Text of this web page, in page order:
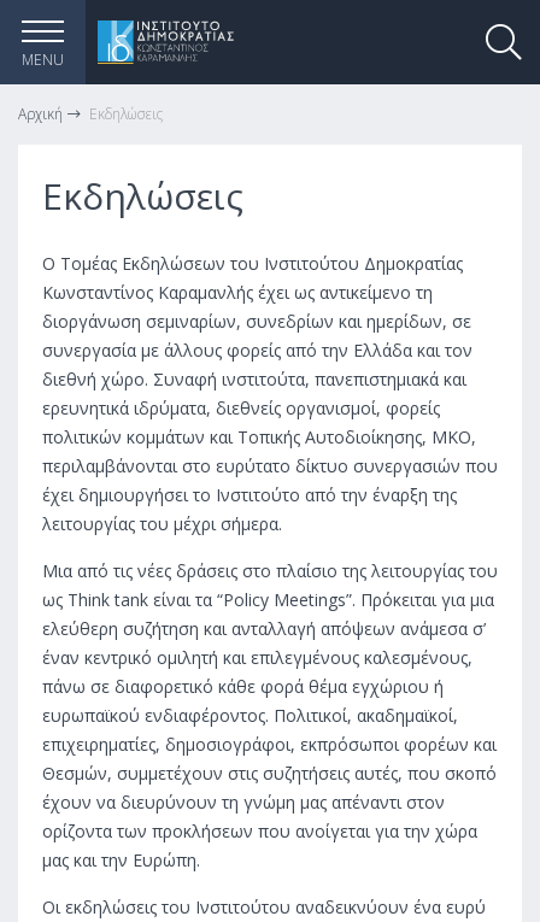
MENU
Αρχική Εκδηλώσεις
Εκδηλώσεις
Ο Τομέας Εκδηλώσεων του Ινστιτούτου Δημοκρατίας
Κωνσταντίνος Καραμανλής έχει ως αντικείμενο τη
διοργάνωση σεμιναρίων, συνεδρίων και ημερίδων, σε
συνεργασία με άλλους φορείς από την Ελλάδα και τον
διεθνή χώρο. Συναφή ινστιτούτα, πανεπιστημιακά και
ερευνητικά ιδρύματα, διεθνείς οργανισμοί, φορείς
πολιτικών κομμάτων και Τοπικής Αυτοδιοίκησης, ΜΚΟ,
περιλαμβάνονται στο ευρύτατο δίκτυο συνεργασιών που
έχει δημιουργήσει το Ινστιτούτο από την έναρξη της
λειτουργίας του μέχρι σήμερα.
Μια από τις νέες δράσεις στο πλαίσιο της λειτουργίας του
ως Think tank είναι τα “Policy Meetings”. Πρόκειται για μια
ελεύθερη συζήτηση και ανταλλαγή απόψεων ανάμεσα σ’
έναν κεντρικό ομιλητή και επιλεγμένους καλεσμένους,
πάνω σε διαφορετικό κάθε φορά θέμα εγχώριου ή
ευρωπαϊκού ενδιαφέροντος. Πολιτικοί, ακαδημαϊκοί,
επιχειρηματίες, δημοσιογράφοι, εκπρόσωποι φορέων και
Θεσμών, συμμετέχουν στις συζητήσεις αυτές, που σκοπό
έχουν να διευρύνουν τη γνώμη μας απέναντι στον
ορίζοντα των προκλήσεων που ανοίγεται για την χώρα
μας και την Ευρώπη.
Οι εκδηλώσεις του Ινστιτούτου αναδεικνύουν ένα ευρύ